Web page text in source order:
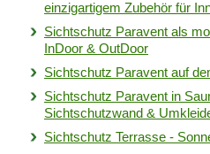
einzigartigem Zubehör für
Sichtschutz Paravent als
InDoor & OutDoor
Sichtschutz Paravent auf
Sichtschutz Paravent in
Sichtschutzwand &
Sichtschutz Terrasse -